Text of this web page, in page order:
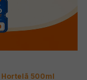
Hortelã 500ml